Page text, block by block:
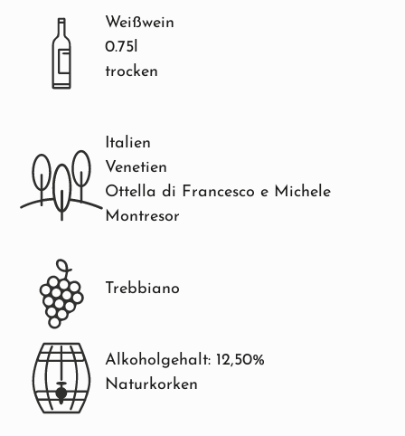
Weißwein
0.75l
trocken
Italien
Venetien
Ottella di Francesco e Michele
Montresor
Trebbiano
Alkoholgehalt: 12,50%
Naturkorken